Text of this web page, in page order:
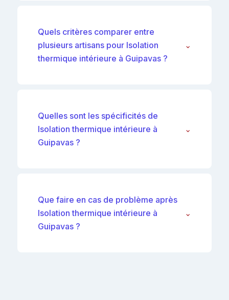
Quels critères comparer entre
plusieurs artisans pour Isolation
thermique intérieure à Guipavas ?
⌄
Quelles sont les spécificités de
Isolation thermique intérieure à
Guipavas ?
⌄
Que faire en cas de problème après
Isolation thermique intérieure à
Guipavas ?
⌄